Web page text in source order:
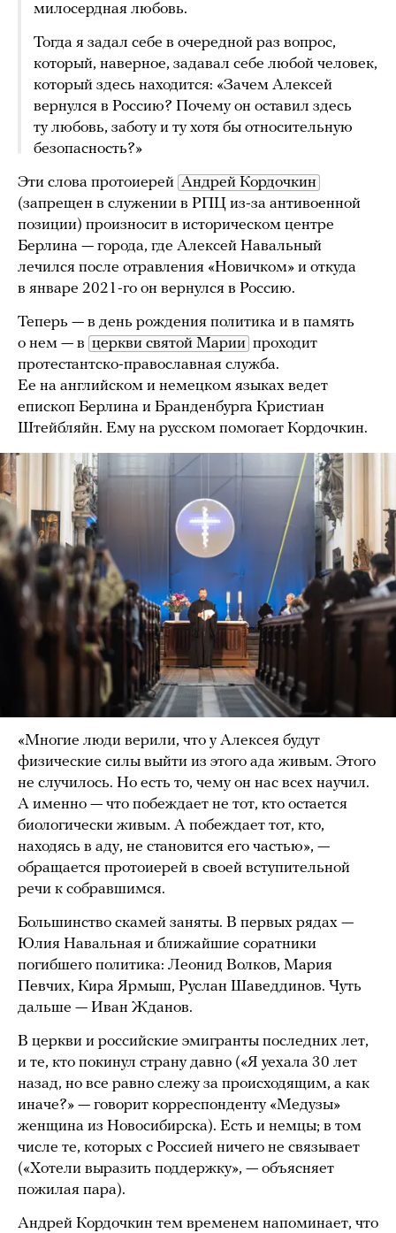
милосердная любовь.
Тогда я задал себе в очередной раз вопрос,
который, наверное, задавал себе любой человек,
который здесь находится: «Зачем Алексей
вернулся в Россию? Почему он оставил здесь
ту любовь, заботу и ту хотя бы относительную
безопасность?»
Эти слова протоиерей Андрей Кордочкин
(запрещен в служении в РПЦ из-за антивоенной
позиции) произносит в историческом центре
Берлина — города, где Алексей Навальный
лечился после отравления «Новичком» и откуда
в январе 2021-го он вернулся в Россию.
Теперь — в день рождения политика и в память
о нем — в церкви святой Марии проходит
протестантско-православная служба.
Ее на английском и немецком языках ведет
епископ Берлина и Бранденбурга Кристиан
Штейбляйн. Ему на русском помогает Кордочкин.
«Многие люди верили, что у Алексея будут
физические силы выйти из этого ада живым. Этого
не случилось. Но есть то, чему он нас всех научил.
А именно — что побеждает не тот, кто остается
биологически живым. А побеждает тот, кто,
находясь в аду, не становится его частью», —
обращается протоиерей в своей вступительной
речи к собравшимся.
Большинство скамей заняты. В первых рядах —
Юлия Навальная и ближайшие соратники
погибшего политика: Леонид Волков, Мария
Певчих, Кира Ярмыш, Руслан Шаведдинов. Чуть
дальше — Иван Жданов.
В церкви и российские эмигранты последних лет,
и те, кто покинул страну давно («Я уехала 30 лет
назад, но все равно слежу за происходящим, а как
иначе?» — говорит корреспонденту «Медузы»
женщина из Новосибирска). Есть и немцы; в том
числе те, которых с Россией ничего не связывает
(«Хотели выразить поддержку», — объясняет
пожилая пара).
Андрей Кордочкин тем временем напоминает, что